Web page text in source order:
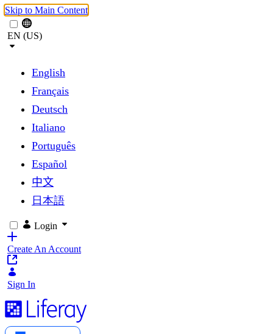
Skip to Main Content
EN (US)
English
Français
Deutsch
Italiano
Português
Español
中文
日本語
Login
Create An Account
Sign In